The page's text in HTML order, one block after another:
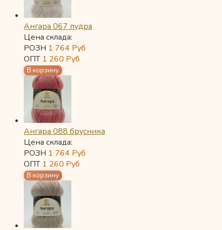
Ангара 067 пудра
Цена склада:
РОЗН 1 764 Руб
ОПТ 1 260 Руб
Ангара 088 брусника
Цена склада:
РОЗН 1 764 Руб
ОПТ 1 260 Руб